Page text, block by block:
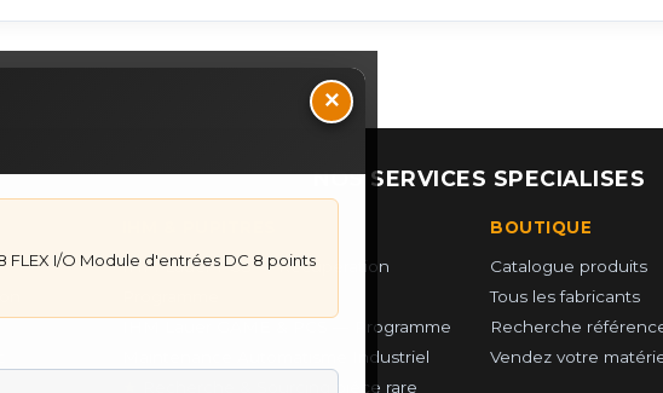
×
FLEX I/O Module d'entrées DC 8 points
NOS SERVICES SPECIALISES
IHM Lauer PCS — Récupération
IHM Lauer GAME & PCS — Programme
Maintenance Automatisme Industriel
Recherche & Sourcing piéce rare
BOUTIQUE
Catalogue produits
Tous les fabricants
Recherche
Vendez votre